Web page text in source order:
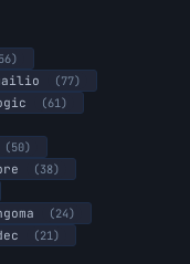
(77)
(61)
(50)
(38)
(24)
(21)